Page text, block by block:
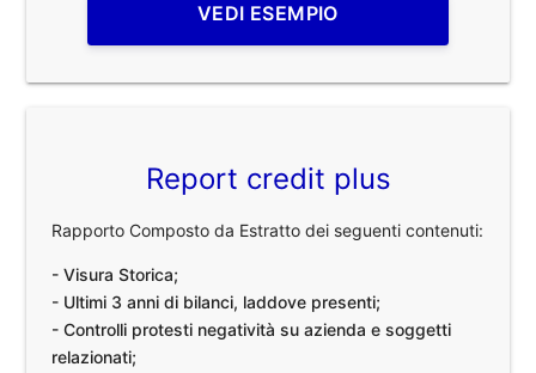
VEDI ESEMPIO
Report credit plus
Rapporto Composto da Estratto dei seguenti contenuti:
- Visura Storica;
- Ultimi 3 anni di bilanci, laddove presenti;
- Controlli protesti negatività su azienda e soggetti
relazionati;